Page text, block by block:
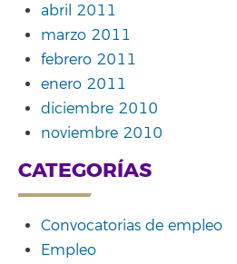
abril 2011
marzo 2011
febrero 2011
enero 2011
diciembre 2010
noviembre 2010
CATEGORÍAS
Convocatorias de empleo
Empleo